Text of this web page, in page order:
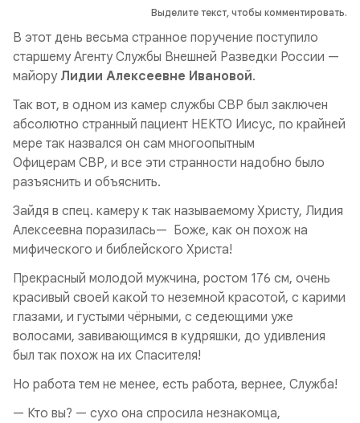
Выделите текст, чтобы комментировать.
В этот день весьма странное поручение поступило
старшему Агенту Службы Внешней Разведки России —
майоруЛидии Алексеевне Ивановой.
Так вот, в одном из камер службы СВР был заключен
абсолютно странный пациент НЕКТО Иисус, по крайней
мере так назвался он сам многоопытным
Офицерам СВР, и все эти странности надобно было
разъяснить и объяснить.
Зайдя в спец. камеру к так называемому Христу, Лидия
Алексеевна поразилась— Боже, как он похож на
мифического и библейского Христа!
Прекрасный молодой мужчина, ростом 176 см, очень
красивый своей какой то неземной красотой, с карими
глазами, и густыми чёрными, с седеющими уже
волосами, завивающимся в кудряшки, до удивления
был так похож на их Спасителя!
Но работа тем не менее, есть работа, вернее, Служба!
— Кто вы? — сухо она спросила незнакомца,